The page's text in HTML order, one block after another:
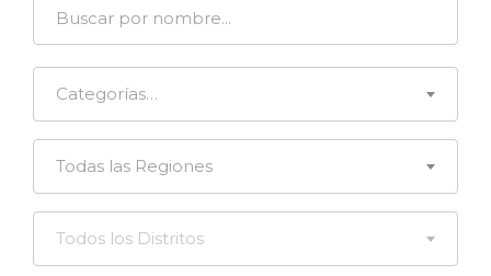
Categorías…
Todas las Regiones
Todos los Distritos